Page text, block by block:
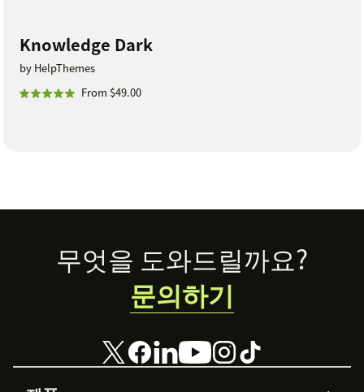
Knowledge Dark
by HelpThemes
From $49.00
Footer무엇을 도와드릴까요?
문의하기